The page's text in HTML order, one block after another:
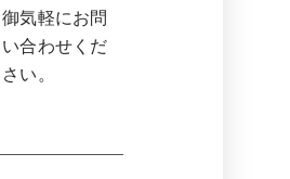
御気軽にお問
い合わせくだ
さい。